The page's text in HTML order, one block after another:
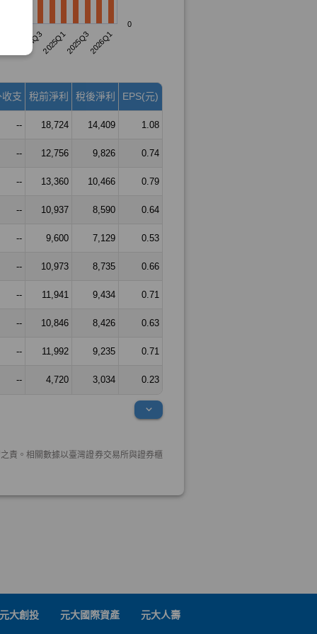
元大創投 元大國際資產 元大人壽